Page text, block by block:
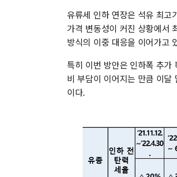
유류세 인하 연장은 석유 최고
가격 변동성이 커진 상황에서
방식의 이중 대응을 이어가고
특히 이번 방안은 인하폭 추
비 부담이 이어지는 만큼 이달
이다.